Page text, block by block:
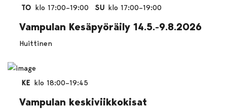
TO klo 17:00–19:00 SU klo 17:00–19:00
Vampulan Kesäpyöräily 14.5.-9.8.2026
Huittinen
KE klo 18:00–19:45
Vampulan keskiviikkokisat